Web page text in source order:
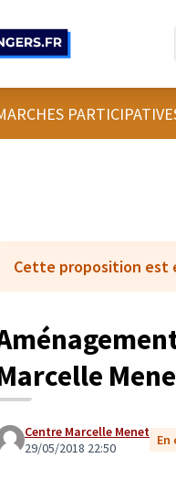
Cette proposition est
Centre Marcelle Menet
29/05/2018 22:50